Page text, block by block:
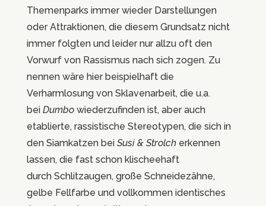
Themenparks immer wieder Darstellungen
oder Attraktionen, die diesem Grundsatz nicht
immer folgten und leider nur allzu oft den
Vorwurf von Rassismus nach sich zogen. Zu
nennen wäre hier beispielhaft die
Verharmlosung von Sklavenarbeit, die u.a.
bei Dumbo wiederzufinden ist, aber auch
etablierte, rassistische Stereotypen, die sich in
den Siamkatzen bei Susi & Strolcherkennen
lassen, die fast schon klischeehaft
durch Schlitzaugen, große Schneidezähne,
gelbe Fellfarbe und vollkommen identisches